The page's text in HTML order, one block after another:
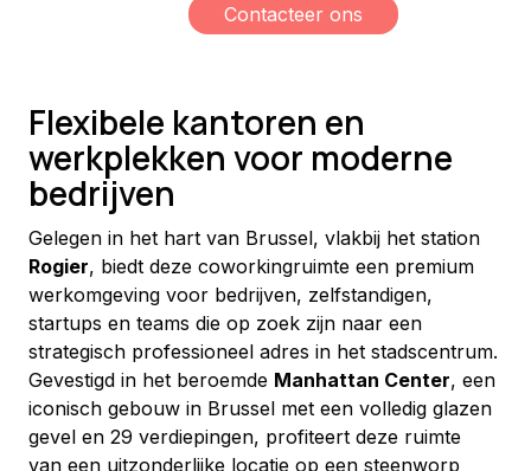
Contacteer ons
Flexibele kantoren en
werkplekken voor moderne
bedrijven
Gelegen in het hart van Brussel, vlakbij het station
Rogier, biedt deze coworkingruimte een premium
werkomgeving voor bedrijven, zelfstandigen,
startups en teams die op zoek zijn naar een
strategisch professioneel adres in het stadscentrum.
Gevestigd in het beroemde Manhattan Center, een
iconisch gebouw in Brussel met een volledig glazen
gevel en 29 verdiepingen, profiteert deze ruimte
van een uitzonderlijke locatie op een steenworp